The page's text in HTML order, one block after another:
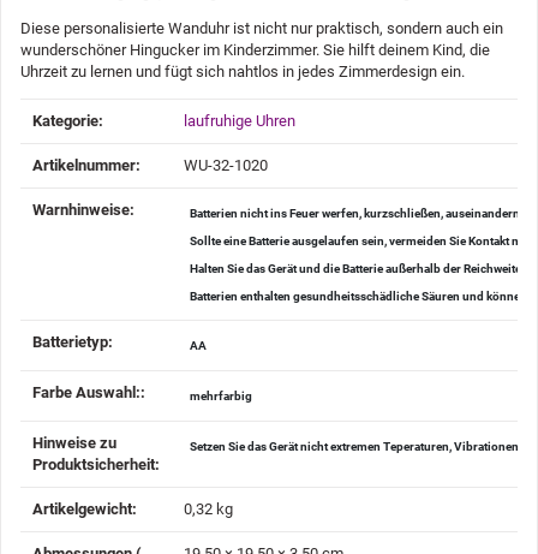
Diese personalisierte Wanduhr ist nicht nur praktisch, sondern auch ein
wunderschöner Hingucker im Kinderzimmer. Sie hilft deinem Kind, die
Uhrzeit zu lernen und fügt sich nahtlos in jedes Zimmerdesign ein.
Produkteigenschaft
Wert
Kategorie: laufruhige Uhren
Artikelnummer: WU-32-1020
Warnhinweise‍: Batterien nicht ins Feuer werfen, kurzschließen,
Sollte eine Batterie ausgelaufen sein, vermeiden Sie Kontakt
Halten Sie das Gerät und die Batterie außerhalb der Reichweite
Batterien enthalten gesundheitsschädliche Säuren und können
Batterietyp‍: AA
Farbe Auswahl:‍: mehrfarbig
Hinweise zu
Produktsicherheit‍:
Setzen Sie das Gerät nicht extremen Teperaturen, Vibrationen
Artikelgewicht‍: 0,32 kg